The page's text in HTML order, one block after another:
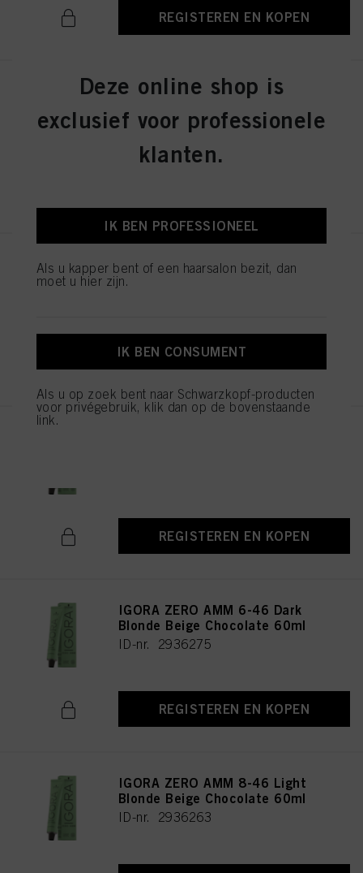
REGISTEREN EN KOPEN
IGORA ZERO AMM 6-31 Dark
ID-nr. 2936276
IGORA ZERO AMM 7-42
Medium Blonde Beige Ash 60ml
REGISTEREN EN KOPEN
IGORA ZERO AMM 6-46 Dark
Blonde Beige Chocolate 60ml
ID-nr. 2936275
REGISTEREN EN KOPEN
IGORA ZERO AMM 8-46 Light
Blonde Beige Chocolate 60ml
ID-nr. 2936263
Deze online shop is
exclusief voor professionele
klanten.
IK BEN PROFESSIONEEL
Als u kapper bent of een haarsalon bezit, dan
moet u hier zijn.
IK BEN CONSUMENT
Als u op zoek bent naar Schwarzkopf-producten
voor privégebruik, klik dan op de bovenstaande
link.